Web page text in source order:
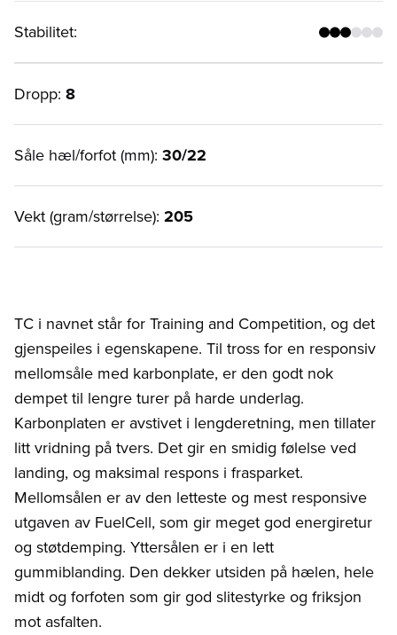
Stabilitet:
Dropp: 8
Såle hæl/forfot (mm): 30/22
Vekt (gram/størrelse): 205
TC i navnet står for Training and Competition, og det
gjenspeiles i egenskapene. Til tross for en responsiv
mellomsåle med karbonplate, er den godt nok
dempet til lengre turer på harde underlag.
Karbonplaten er avstivet i lengderetning, men tillater
litt vridning på tvers. Det gir en smidig følelse ved
landing, og maksimal respons i frasparket.
Mellomsålen er av den letteste og mest responsive
utgaven av FuelCell, som gir meget god energiretur
og støtdemping. Yttersålen er i en lett
gummiblanding. Den dekker utsiden på hælen, hele
midt og forfoten som gir god slitestyrke og friksjon
mot asfalten.